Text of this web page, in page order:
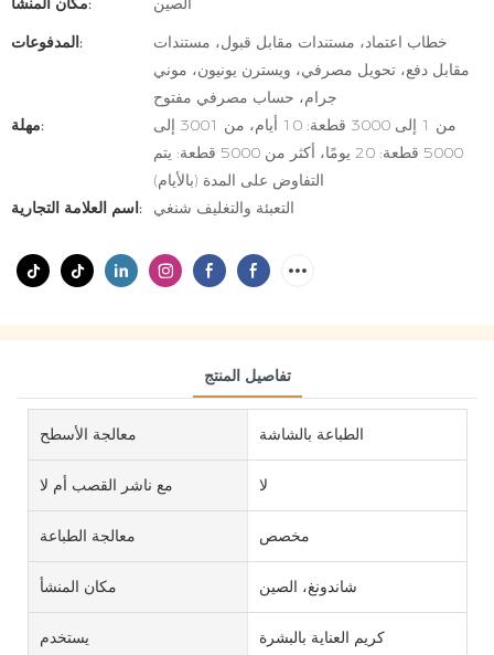
المدفوعات:
خطاب اعتماد، مستندات مقابل قبول، مستندات
مقابل دفع، تحويل مصرفي، ويسترن يونيون، موني
جرام، حساب مصرفي مفتوح
مهلة:
من 1 إلى 3000 قطعة: 10 أيام، من 3001 إلى
5000 قطعة: 20 يومًا، أكثر من 5000 قطعة: يتم
التفاوض على المدة (بالأيام)
اسم العلامة التجارية:
التعبئة والتغليف شنغي
تفاصيل المنتج
معالجة الأسطح الطباعة بالشاشة
مع ناشر القصب أم لا لا
معالجة الطباعة مخصص
مكان المنشأ شاندونغ، الصين
يستخدم كريم العناية بالبشرة